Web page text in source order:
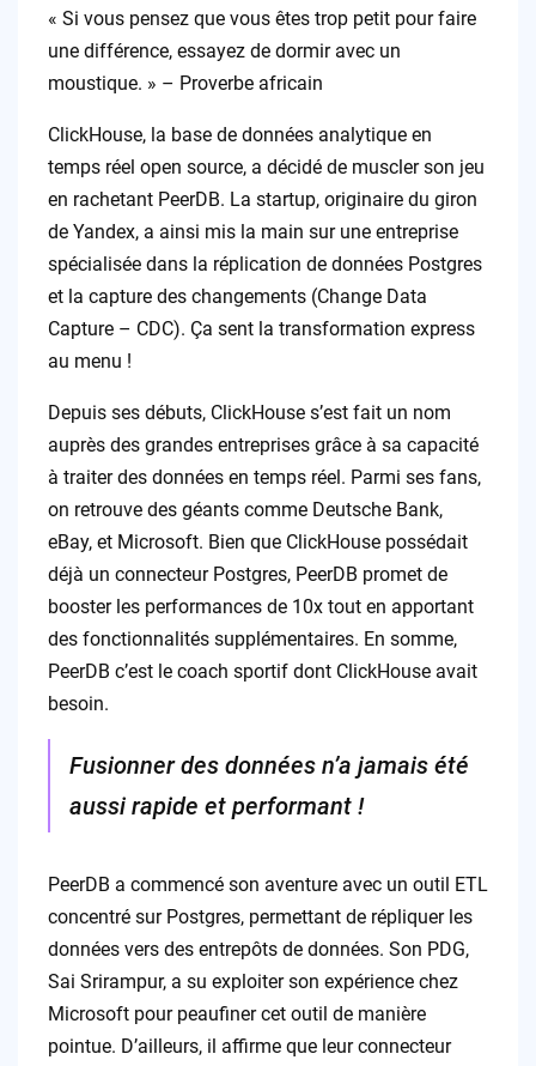
« Si vous pensez que vous êtes trop petit pour faire
une différence, essayez de dormir avec un
moustique. » – Proverbe africain
ClickHouse, la base de données analytique en
temps réel open source, a décidé de muscler son jeu
en rachetant PeerDB. La startup, originaire du giron
de Yandex, a ainsi mis la main sur une entreprise
spécialisée dans la réplication de données Postgres
et la capture des changements (Change Data
Capture – CDC). Ça sent la transformation express
au menu !
Depuis ses débuts, ClickHouse s’est fait un nom
auprès des grandes entreprises grâce à sa capacité
à traiter des données en temps réel. Parmi ses fans,
on retrouve des géants comme Deutsche Bank,
eBay, et Microsoft. Bien que ClickHouse possédait
déjà un connecteur Postgres, PeerDB promet de
booster les performances de 10x tout en apportant
des fonctionnalités supplémentaires. En somme,
PeerDB c’est le coach sportif dont ClickHouse avait
besoin.
Fusionner des données n’a jamais été
aussi rapide et performant !
PeerDB a commencé son aventure avec un outil ETL
concentré sur Postgres, permettant de répliquer les
données vers des entrepôts de données. Son PDG,
Sai Srirampur, a su exploiter son expérience chez
Microsoft pour peaufiner cet outil de manière
pointue. D’ailleurs, il affirme que leur connecteur